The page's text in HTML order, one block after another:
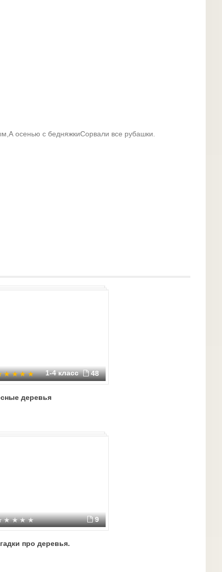
осенью с бедняжкиСорвали все рубашки.
1-4 класс 48
деревья
9
про деревья.